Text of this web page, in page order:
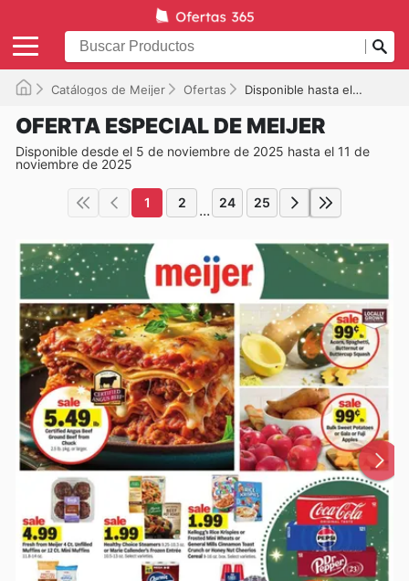
Catálogos de Meijer Ofertas Disponible hasta el 11/11/2025
OFERTA ESPECIAL DE MEIJER
Disponible desde el 5 de noviembre de 2025 hasta el 11 de
noviembre de 2025
1 2 ... 24 25